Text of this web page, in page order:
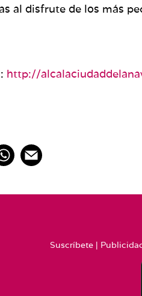
al disfrute de los más
http://
Suscríbete|